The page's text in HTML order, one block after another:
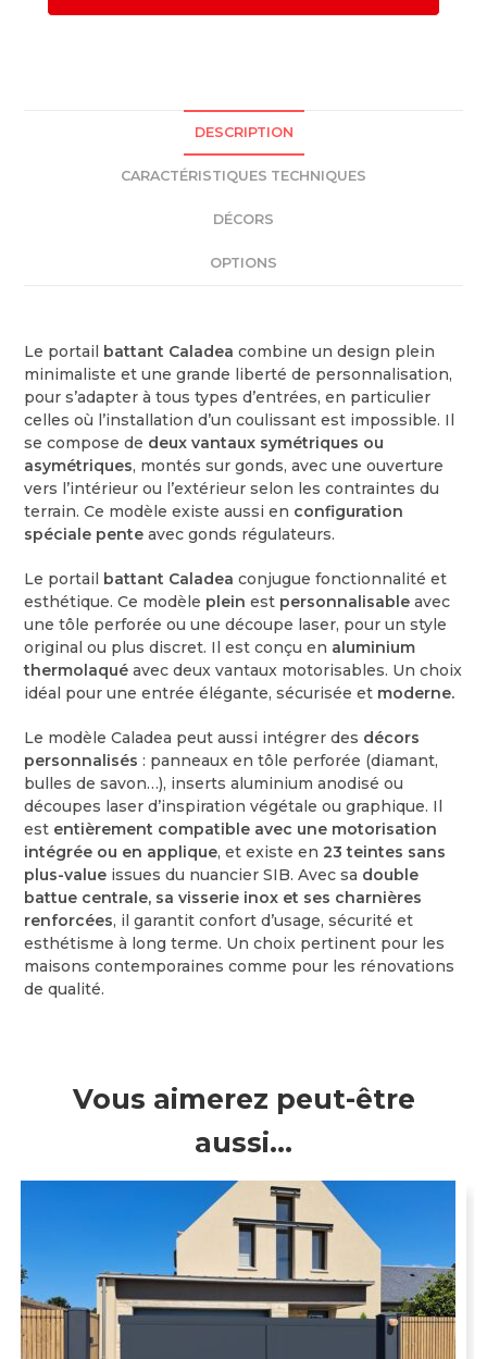
DESCRIPTION
CARACTÉRISTIQUES TECHNIQUES
DÉCORS
OPTIONS
Le portail battant Caladea combine un design plein
minimaliste et une grande liberté de personnalisation,
pour s’adapter à tous types d’entrées, en particulier
celles où l’installation d’un coulissant est impossible. Il
se compose de deux vantaux symétriques ou
asymétriques, montés sur gonds, avec une ouverture
vers l’intérieur ou l’extérieur selon les contraintes du
terrain. Ce modèle existe aussi en configuration
spéciale pente avec gonds régulateurs.
Le portail battant Caladeaconjugue fonctionnalité et
esthétique. Ce modèle pleinest personnalisableavec
une tôle perforée ou une découpe laser, pour un style
original ou plus discret. Il est conçu en aluminium
thermolaquéavec deux vantaux motorisables. Un choix
idéal pour une entrée élégante, sécurisée et moderne.
Le modèle Caladea peut aussi intégrer des décors
personnalisés : panneaux en tôle perforée (diamant,
bulles de savon…), inserts aluminium anodisé ou
découpes laser d’inspiration végétale ou graphique. Il
est entièrement compatible avec une motorisation
intégrée ou en applique, et existe en 23 teintes sans
plus-value issues du nuancier SIB. Avec sa double
battue centrale, sa visserie inox et ses charnières
renforcées, il garantit confort d’usage, sécurité et
esthétisme à long terme. Un choix pertinent pour les
maisons contemporaines comme pour les rénovations
de qualité.
Vous aimerez peut-être
aussi…